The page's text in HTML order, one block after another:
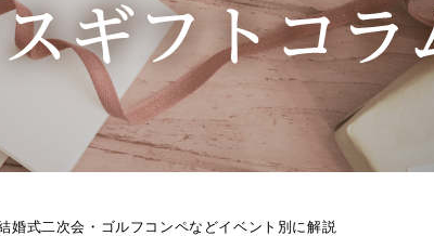
婚式二次会・ゴルフコンペなどイベント別に解説